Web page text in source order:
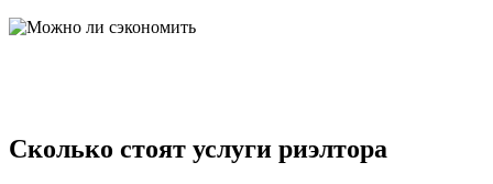
Сколько стоят услуги риэлтора